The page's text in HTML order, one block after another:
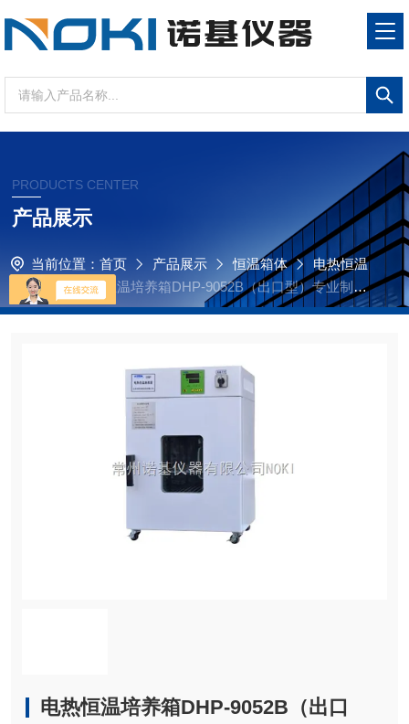
PRODUCTS CENTER
产品展示
当前位置： 首页 产品展示 恒温箱体
电热恒温
培养箱
电热恒温培养箱DHP-9052B（出口型）专业制造
厂家
电热恒温培养箱DHP-9052B（出口